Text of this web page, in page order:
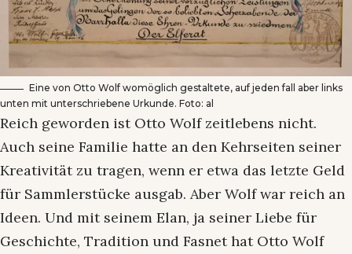
Eine von Otto Wolf womöglich gestaltete, auf jeden fall aber links
unten mit unterschriebene Urkunde. Foto: al
Reich geworden ist Otto Wolf zeitlebens nicht.
Auch seine Familie hatte an den Kehrseiten seiner
Kreativität zu tragen, wenn er etwa das letzte Geld
für Sammlerstücke ausgab. Aber Wolf war reich an
Ideen. Und mit seinem Elan, ja seiner Liebe für
Geschichte, Tradition und Fasnet hat Otto Wolf